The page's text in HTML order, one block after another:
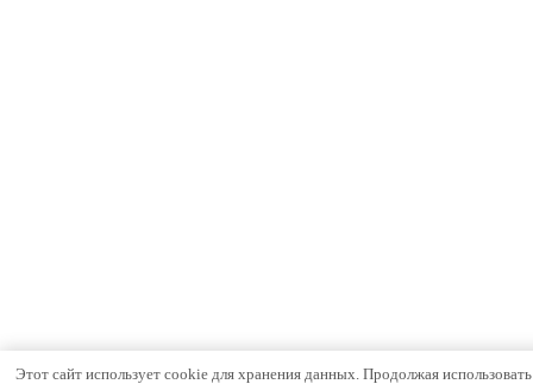
Этот сайт использует cookie для хранения данных. Продолжая